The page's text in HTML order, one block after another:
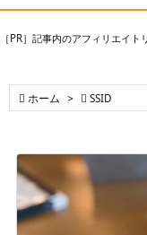
［PR］記事内のアフィリエイ
 ホーム >  SSID